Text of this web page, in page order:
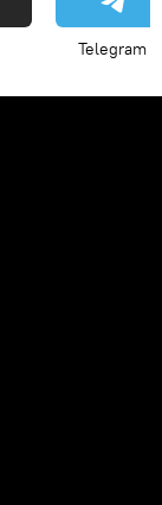
Telegram